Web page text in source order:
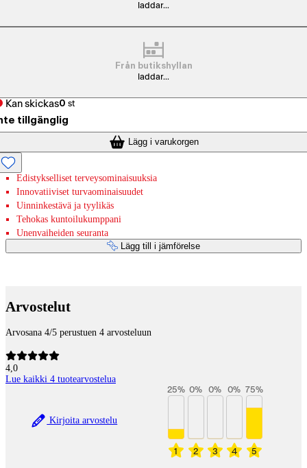
laddar...
Från butikshyllan
laddar...
Kan skickas0 st
tillgänglig
Lägg i varukorgen
Edistykselliset terveysominaisuuksia
Innovatiiviset turvaominaisuudet
Uinninkestävä ja tyylikäs
Tehokas kuntoilukumppani
Unenvaiheiden seuranta
Lägg till i jämförelse
Arvostelut
Arvosana 4/5 perustuen 4 arvosteluun
4,0
Lue kaikki 4 tuotearvostelua
Kirjoita arvostelu
1
25%
2
0%
3
0%
4
0%
5
75%